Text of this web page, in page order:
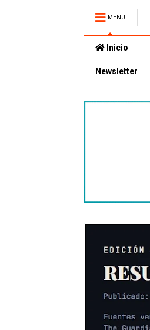
MENU
Inicio
Newsletter